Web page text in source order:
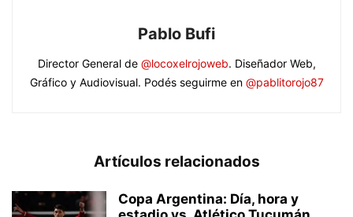
Pablo Bufi
Director General de @locoxelrojoweb. Diseñador Web,
Gráfico y Audiovisual. Podés seguirme en @pablitorojo87
Artículos relacionados
Copa Argentina: Día, hora y